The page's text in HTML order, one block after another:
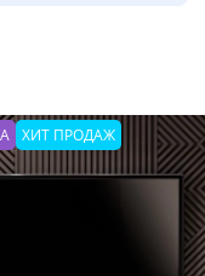
ХИТ ПРОДАЖ